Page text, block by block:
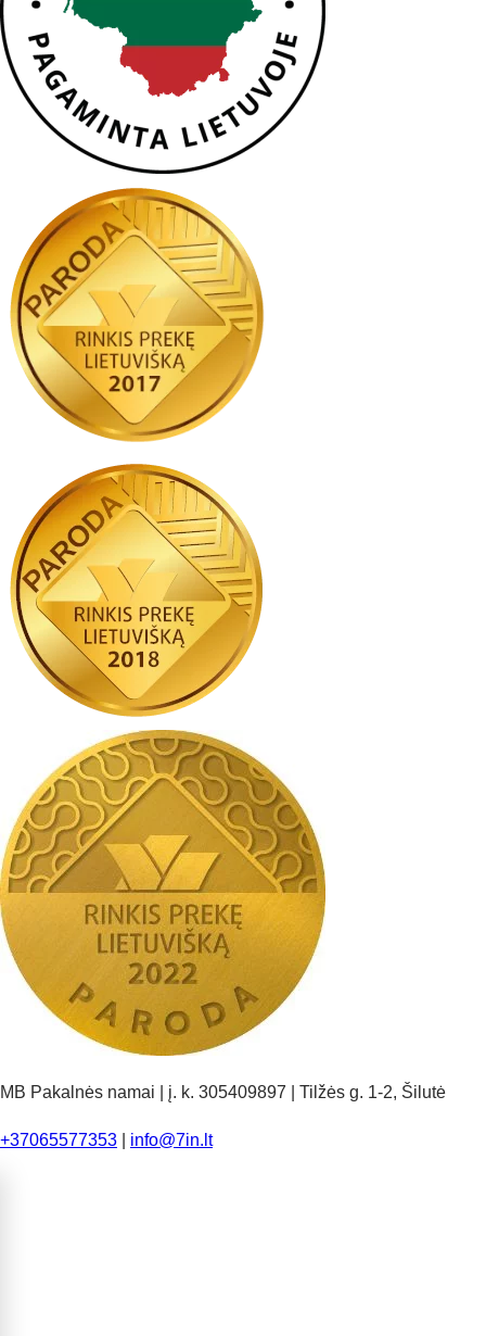
MB Pakalnės namai | į. k. 305409897 | Tilžės g. 1-2, Šilutė
+37065577353 info@7in.lt